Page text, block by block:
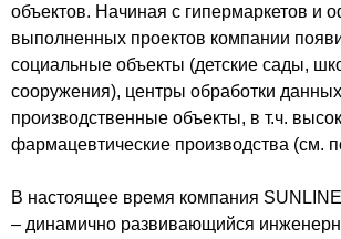
объектов. Начиная с гипермаркетов и
выполненных проектов компании
социальные объекты (детские сады,
сооружения), центры обработки
производственные объекты, в т.ч.
фармацевтические производства (см.
В настоящее время компания
– динамично развивающийся